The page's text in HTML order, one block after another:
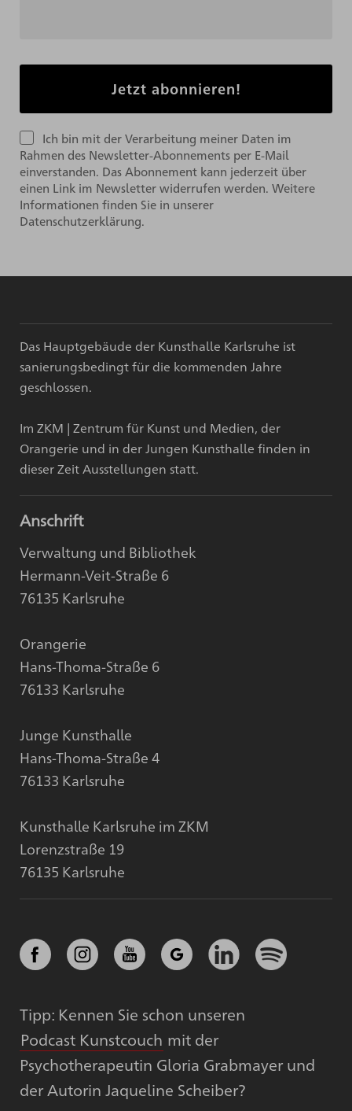
Ich bin mit der Verarbeitung meiner Daten im
Rahmen des Newsletter-Abonnements per E-Mail
einverstanden. Das Abonnement kann jederzeit über
einen Link im Newsletter widerrufen werden. Weitere
Informationen finden Sie in unserer
Datenschutzerklärung.
Das Hauptgebäude der Kunsthalle Karlsruhe ist
sanierungsbedingt für die kommenden Jahre
geschlossen.
Im ZKM | Zentrum für Kunst und Medien, der
Orangerie und in der Jungen Kunsthalle finden in
dieser Zeit Ausstellungen statt.
Anschrift
Verwaltung und Bibliothek
Hermann-Veit-Straße 6
76135 Karlsruhe
Orangerie
Hans-Thoma-Straße 6
76133 Karlsruhe
Junge Kunsthalle
Hans-Thoma-Straße 4
76133 Karlsruhe
Kunsthalle Karlsruhe im ZKM
Lorenzstraße 19
76135 Karlsruhe
Tipp: Kennen Sie schon unseren
Podcast Kunstcouch mit der
Psychotherapeutin Gloria Grabmayer und
der Autorin Jaqueline Scheiber?